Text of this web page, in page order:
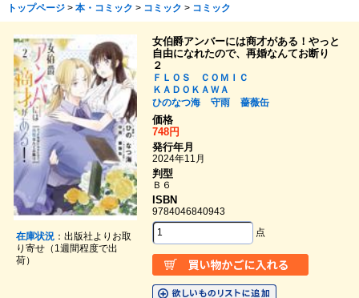
トップページ> 本・コミック > コミック > コミック
在庫状況：出版社よりお取
り寄せ（1週間程度で出
荷）
女伯爵アンバーには商才がある！やっと
自由になれたので、再婚なんてお断り
２
ＦＬＯＳ ＣＯＭＩＣ
ＫＡＤＯＫＡＷＡ
ひのなつ海
守雨
薔薇缶
価格
748円
発行年月
2024年11月
判型
Ｂ６
ISBN
9784046840943
点